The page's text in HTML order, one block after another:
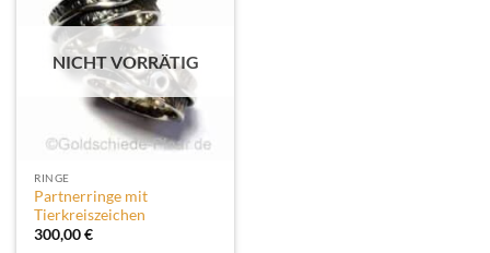
NICHT VORRÄTIG
RINGE
Partnerringe mit
Tierkreiszeichen
300,00€